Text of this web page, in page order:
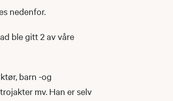
nedenfor.
ble gitt 2 av våre
barn -og
mv. Han er selv